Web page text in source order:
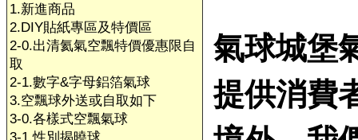
1.新進商品
2.DIY貼紙專區及特價區
2-0.出清氦氣空飄特價優惠限自
取
2-1.數字&字母鋁箔氣球
3.空飄球外送或自取如下
3-0.各樣式空飄氣球
氣球城堡
提供消費